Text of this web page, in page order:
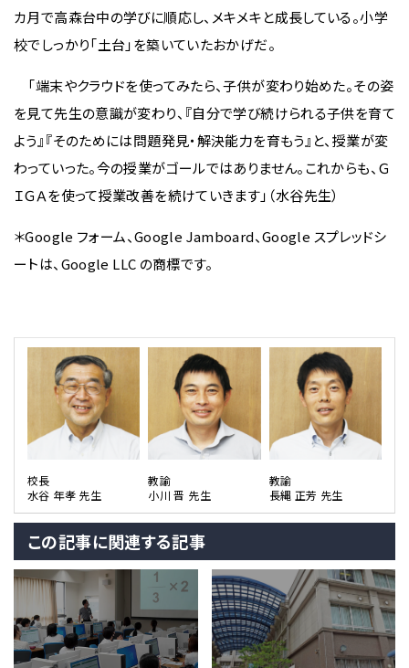
カ月で高森台中の学びに順応し、メキメキと成長している。小学
校でしっかり「土台」を築いていたおかげだ。
「端末やクラウドを使ってみたら、子供が変わり始めた。その姿
を見て先生の意識が変わり、『自分で学び続けられる子供を育て
よう』『そのためには問題発見・解決能力を育もう』と、授業が変
わっていった。今の授業がゴールではありません。これからも、Ｇ
ＩＧＡを使って授業改善を続けていきます」（水谷先生）
＊Google フォーム、Google Jamboard、Google スプレッドシ
ートは、Google LLC の商標です。
校長
水谷 年孝 先生
教諭
小川 晋 先生
教諭
長縄 正芳 先生
この記事に関連する記事